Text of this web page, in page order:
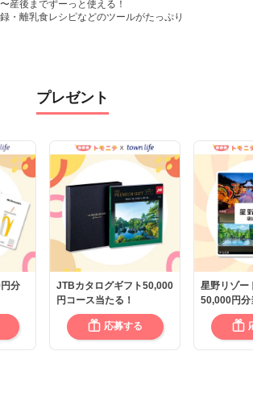
産後までずーっと使える！
・離乳食レシピなどのツールがたっぷり
プレゼント
分
JTBカタログギフト50,000
円コース当たる！
応募する
星野リゾー
50,000円分